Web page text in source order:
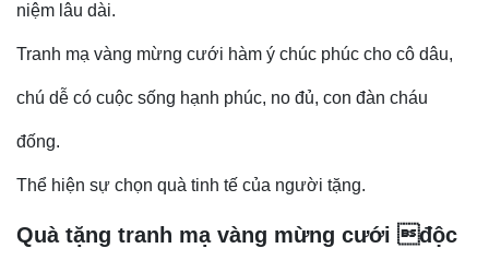
niệm lâu dài.
Tranh mạ vàng mừng cưới hàm ý chúc phúc cho cô dâu,
chú dễ có cuộc sống hạnh phúc, no đủ, con đàn cháu
đống.
Thể hiện sự chọn quà tinh tế của người tặng.
Quà tặng tranh mạ vàng mừng cưới độc